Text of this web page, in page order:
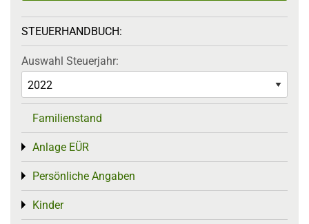
STEUERHANDBUCH:
Auswahl Steuerjahr:
Familienstand
Anlage EÜR
Toggle menu
Persönliche Angaben
Toggle menu
Kinder
Toggle menu